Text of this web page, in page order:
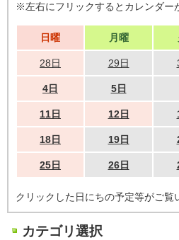
※左右にフリックするとカレンダー
日曜 月曜
28日 29日
4日 5日
11日 12日
18日 19日
25日 26日
クリックした日にちの予定等がご覧
カテゴリ選択